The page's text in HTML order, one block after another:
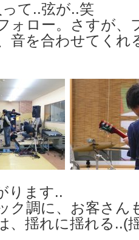
て..弦が..笑
ォロー。さすが、
音を合わせてくれ
ります..
ク調に、お客さん
、揺れに揺れる..(